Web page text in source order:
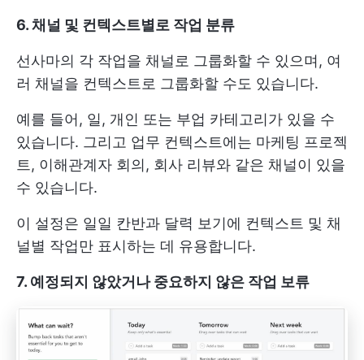
6. 채널 및 컨텍스트별로 작업 분류
선사마의 각 작업을 채널로 그룹화할 수 있으며, 여
러 채널을 컨텍스트로 그룹화할 수도 있습니다.
예를 들어, 일, 개인 또는 부업 카테고리가 있을 수
있습니다. 그리고 업무 컨텍스트에는 마케팅 프로젝
트, 이해관계자 회의, 회사 리뷰와 같은 채널이 있을
수 있습니다.
이 설정은 일일 칸반과 달력 보기에 컨텍스트 및 채
널별 작업만 표시하는 데 유용합니다.
7. 예정되지 않았거나 중요하지 않은 작업 보류